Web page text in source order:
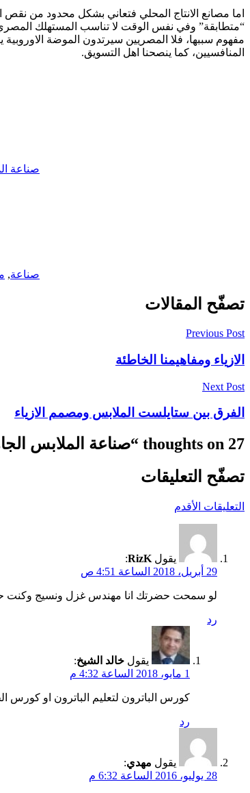
اما مصانع الانتاج المحلي فتعاني بشكل محدود من نقص
“متطابقة” وفي نفس الوقت لا تناسب المستهلك
مفهوم سببها، فلا المصريين سيرتدون الموضة
المنافسيين، كما ينصحنا اهل التسويق.
صناعة
صناعة,
تصفّح المقالات
Previous Post
الازياء ومفاهيمنا الخاطئة
Next Post
الفرق بين ستايلست الملابس ومصمم الازياء
27 thoughts on “ صناعة الملابس
تصفّح التعليقات
التعليقات الأقدم
يقول RizK
:
29 أبريل، 2018 الساعة 4:51 ص
لو سمحت حضرتك انا مهندس غزل ونسيج وكنت
رد
يقول خالد الشيخ:
1 مايو، 2018 الساعة 4:32 م
كورس الباترون لتعليم الباترون او كورس
رد
يقول مهدي:
28 يوليو، 2016 الساعة 6:32 م